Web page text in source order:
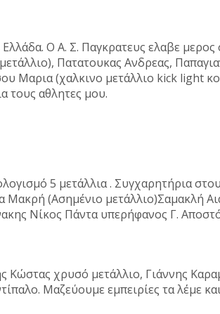
Ο Α. Σ. Παγκρατευς ελαβε
Πατατουκας Ανδρεας,
Μαρια (χαλκινο μετάλλιο kick light
τους αθλητες μου.
5 μετάλλια . Συγχαρητήρια
Μακρή (Ασημένιο μετάλλιο)Σαμακλή
Νίκος Πάντα υπερήφανος Γ.
Κώστας χρυσό μετάλλιο, Γιάννης
Μαζεύουμε εμπειρίες τα λέμε